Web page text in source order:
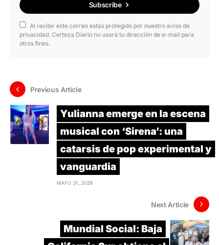
Subscribe
Al recibir este correo estás protegido por nuestro aviso de
privacidad. Certeza Diario no usará tu dirección de e-mail para
otros fines.
Previous Article
Yulianna emerge en la escena
musical con ‘Sirena’: una
catarsis de pop experimental y
vanguardia
MAYO 31, 2026
Next Article
Mundial Social: Baja